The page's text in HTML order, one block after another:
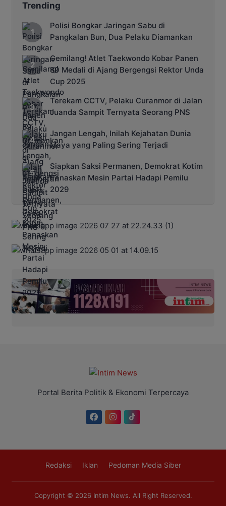
Trending
Polisi Bongkar Jaringan Sabu di
Pangkalan Bun, Dua Pelaku Diamankan
Gemilang! Atlet Taekwondo Kobar Panen
89 Medali di Ajang Bergengsi Rektor Unda
Cup 2025
Terekam CCTV, Pelaku Curanmor di Jalan
Juanda Sampit Ternyata Seorang PNS
Jangan Lengah, Inilah Kejahatan Dunia
Maya yang Paling Sering Terjadi
Siapkan Saksi Permanen, Demokrat Kotim
Panaskan Mesin Partai Hadapi Pemilu
2029
Portal Berita Politik & Ekonomi Terpercaya
Redaksi Iklan Pedoman Media Siber
Copyright © 2026 Intim News. All Right Reserved.